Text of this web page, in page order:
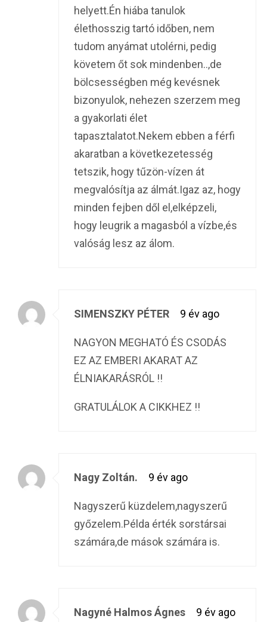
helyett.Én hiába tanulok
élethosszig tartó időben, nem
tudom anyámat utolérni, pedig
követem őt sok mindenben..,de
bölcsességben még kevésnek
bizonyulok, nehezen szerzem meg
a gyakorlati élet
tapasztalatot.Nekem ebben a férfi
akaratban a következetesség
tetszik, hogy tűzön-vízen át
megvalósítja az álmát.Igaz az, hogy
minden fejben dől el,elképzeli,
hogy leugrik a magasból a vízbe,és
valóság lesz az álom.
SIMENSZKY PÉTER 9 év ago
NAGYON MEGHATÓ ÉS CSODÁS
EZ AZ EMBERI AKARAT AZ
ÉLNIAKARÁSRÓL !!
GRATULÁLOK A CIKKHEZ !!
Nagy Zoltán. 9 év ago
Nagyszerű küzdelem,nagyszerű
győzelem.Példa érték sorstársai
számára,de mások számára is.
Nagyné Halmos Ágnes 9 év ago